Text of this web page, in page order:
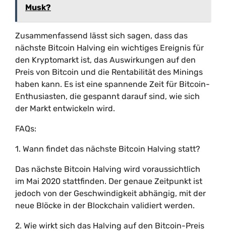
Musk?
Zusammenfassend lässt sich sagen, dass das
nächste Bitcoin Halving ein wichtiges Ereignis für
den Kryptomarkt ist, das Auswirkungen auf den
Preis von Bitcoin und die Rentabilität des Minings
haben kann. Es ist eine spannende Zeit für Bitcoin-
Enthusiasten, die gespannt darauf sind, wie sich
der Markt entwickeln wird.
FAQs:
1. Wann findet das nächste Bitcoin Halving statt?
Das nächste Bitcoin Halving wird voraussichtlich
im Mai 2020 stattfinden. Der genaue Zeitpunkt ist
jedoch von der Geschwindigkeit abhängig, mit der
neue Blöcke in der Blockchain validiert werden.
2. Wie wirkt sich das Halving auf den Bitcoin-Preis